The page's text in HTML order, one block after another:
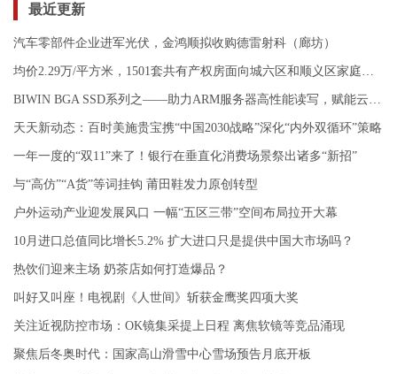
最近更新
汽车零部件企业进军光伏，金鸿顺拟收购德雷射科（廊坊）
天天新动态：百时美施贵宝携“中国2030战略”深化“内外双循环”策略
一年一度的“双11”来了！银行在垂直化消费场景祭出诸多“新招”
与“高仿”“A货”等词挂钩 莆田鞋发力原创转型
户外运动产业迎发展风口 一幅“五区三带”空间布局拉开大幕
10月进口总值同比增长5.2% 扩大进口只是提供中国大市场吗？
热饮们迎来主场 奶茶店如何打造爆品？
叫好又叫座！电视剧《人世间》斩获金鹰奖四项大奖
关注近视防控市场：OK镜集采提上日程 离焦软镜等竞品涌现
聚焦后冬奥时代：国家高山滑雪中心雪场预告月底开板